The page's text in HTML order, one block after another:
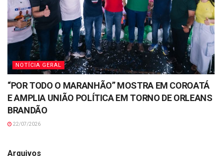
NOTÍCIA GERAL
“POR TODO O MARANHÃO” MOSTRA EM COROATÁ
E AMPLIA UNIÃO POLÍTICA EM TORNO DE ORLEANS
BRANDÃO
22/07/2026
Arquivos